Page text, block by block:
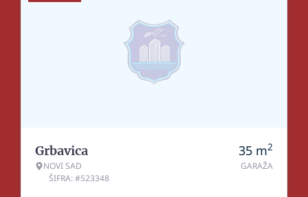
Grbavica
NOVI SAD
ŠIFRA: #523348
35 m2
GARAŽA